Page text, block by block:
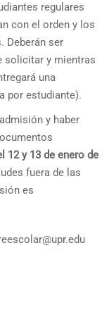
regulares
con el orden y los
Deberán ser
solicitar y mientras
una
por estudiante).
y haber
12 y 13 de enero de
fuera de las
es